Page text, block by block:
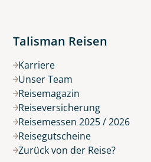
Talisman Reisen
Karriere
Unser Team
Reisemagazin
Reiseversicherung
Reisemessen 2025 / 2026
Reisegutscheine
Zurück von der Reise?